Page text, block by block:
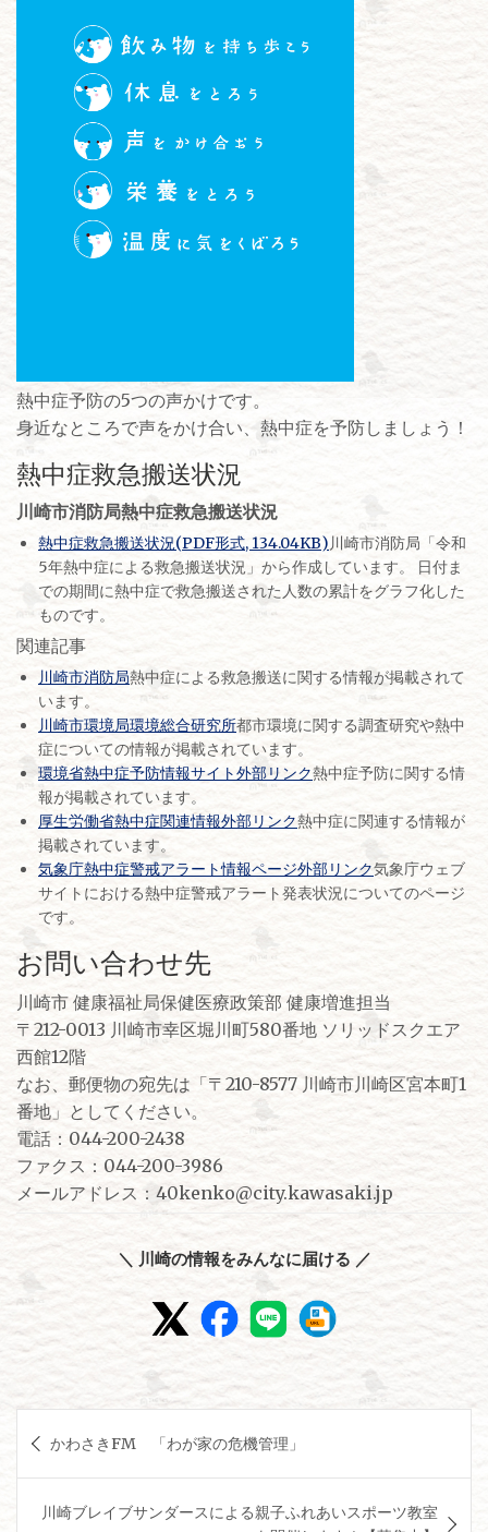
熱中症予防の5つの声かけです。
身近なところで声をかけ合い、熱中症を予防しましょう！
熱中症救急搬送状況
川崎市消防局熱中症救急搬送状況
熱中症救急搬送状況(PDF形式, 134.04KB)川崎市消防局「令和
5年熱中症による救急搬送状況」から作成しています。 日付ま
での期間に熱中症で救急搬送された人数の累計をグラフ化した
ものです。
関連記事
川崎市消防局熱中症による救急搬送に関する情報が掲載されて
います。
川崎市環境局環境総合研究所都市環境に関する調査研究や熱中
症についての情報が掲載されています。
環境省熱中症予防情報サイト外部リンク熱中症予防に関する情
報が掲載されています。
厚生労働省熱中症関連情報外部リンク熱中症に関連する情報が
掲載されています。
気象庁熱中症警戒アラート情報ページ外部リンク気象庁ウェブ
サイトにおける熱中症警戒アラート発表状況についてのページ
です。
お問い合わせ先
川崎市 健康福祉局保健医療政策部 健康増進担当
〒212-0013 川崎市幸区堀川町580番地 ソリッドスクエア
西館12階
なお、郵便物の宛先は「〒210-8577 川崎市川崎区宮本町1
番地」としてください。
電話：044-200-2438
ファクス：044-200-3986
メールアドレス：40kenko@city.kawasaki.jp
＼ 川崎の情報をみんなに届ける ／
稿 かわさきFM 「わが家の危機管理」
川崎ブレイブサンダースによる親子ふれあいスポーツ教室